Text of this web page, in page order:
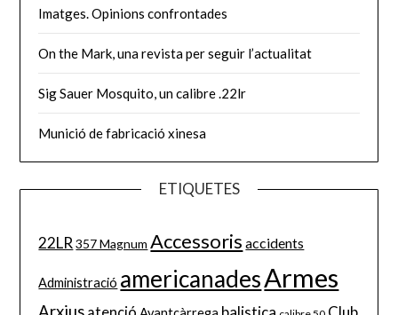
Imatges. Opinions confrontades
On the Mark, una revista per seguir l’actualitat
Sig Sauer Mosquito, un calibre .22lr
Munició de fabricació xinesa
ETIQUETES
22LR 357 Magnum Accessoris accidents
Administració americanadesArmes
Arxius atenció